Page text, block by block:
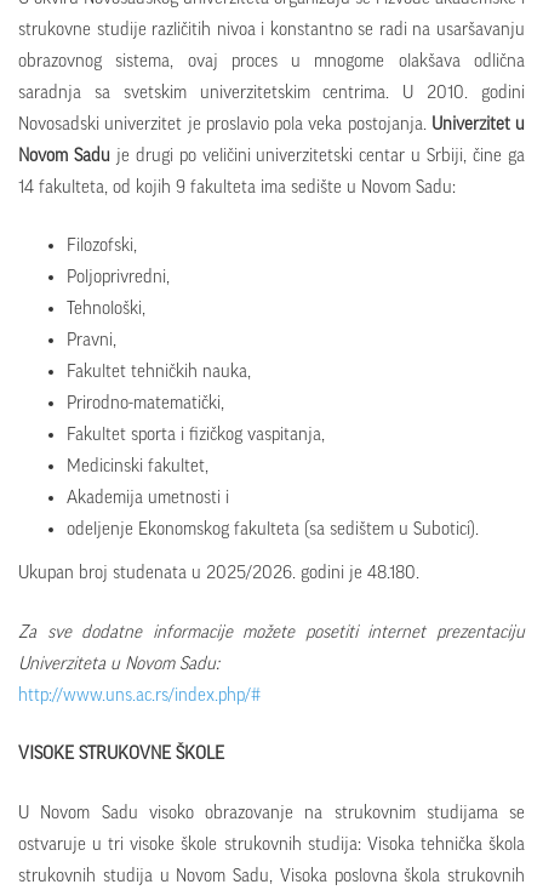
strukovne studije različitih nivoa i konstantno se radi na usaršavanju
obrazovnog sistema, ovaj proces u mnogome olakšava odlična
saradnja sa svetskim univerzitetskim centrima. U 2010. godini
Novosadski univerzitet je proslavio pola veka postojanja. Univerzitet u
Novom Sadu je drugi po veličini univerzitetski centar u Srbiji, čine ga
14 fakulteta, od kojih 9 fakulteta ima sedište u Novom Sadu:
Filozofski,
Poljoprivredni,
Tehnološki,
Pravni,
Fakultet tehničkih nauka,
Prirodno-matematički,
Fakultet sporta i fizičkog vaspitanja,
Medicinski fakultet,
Akademija umetnosti i
odeljenje Ekonomskog fakulteta (sa sedištem u Subotici).
Ukupan broj studenata u 2025/2026. godini je 48.180.
Za sve dodatne informacije možete posetiti internet prezentaciju
Univerziteta u Novom Sadu:
http://www.uns.ac.rs/index.php/#
VISOKE STRUKOVNE ŠKOLE
U Novom Sadu visoko obrazovanje na strukovnim studijama se
ostvaruje u tri visoke škole strukovnih studija: Visoka tehnička škola
strukovnih studija u Novom Sadu, Visoka poslovna škola strukovnih